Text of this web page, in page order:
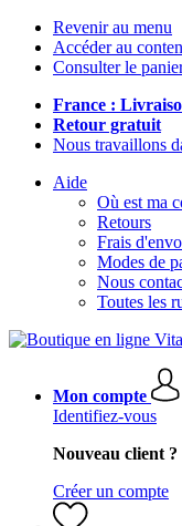
Revenir au menu
Accéder au
Consulter le
France :
Retour gratuit
Nous travaillons
Aide
Où est ma
Retours
Frais
Modes de
Nous
Toutes les
Mon compte
Identifiez-vous
Nouveau client ?
Créer un compte